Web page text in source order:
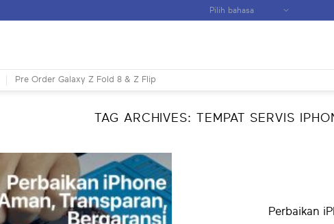
Pre Order Galaxy Z Fold 8 & Z Flip
TAG ARCHIVES: TEMPAT SERVIS
Perbaikan